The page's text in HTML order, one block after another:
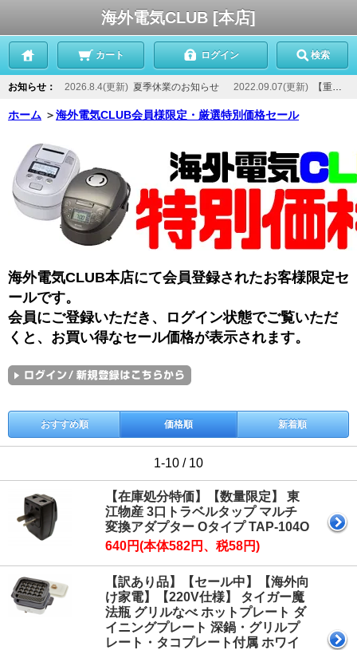
海外電気CLUB [本店]
カート ログイン 検索
お知らせ： 2026.8.4(更新) 夏季休業のお知らせ 2022.09.07(更新) 【重要】当店からのメールが届かないお客様へ
ホーム ＞海外電気CLUB会員様限定・厳選特別価格セール
海外電気CLUB本店にて会員登録されたお客様限定セ
ールです。
会員にご登録いただき、ログイン状態でご覧いただ
くと、お買い得なセール価格が表示されます。
おすすめ順 価格順 新着順
1-10 / 10
【在庫処分特価】【数量限定】 東
江物産 3口トラベルタップ マルチ
変換アダプター Oタイプ TAP-104O
640円(本体582円、税58円)
【訳あり品】【セール中】【海外向
け家電】【220V仕様】 タイガー魔
法瓶 グリルなべ ホットプレート ダ
イニングプレート 深鍋・グリルプ
レート・タコプレート付属 ホワイ